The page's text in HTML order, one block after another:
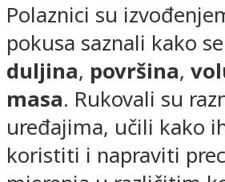
Polaznici su
pokusa saznali kako
duljina, površina,
masa. Rukovali su
uređajima, učili kako
koristiti i napraviti